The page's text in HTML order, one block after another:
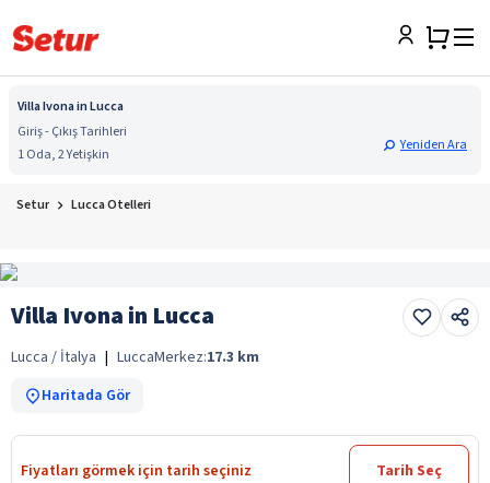
Villa Ivona in Lucca
Giriş - Çıkış Tarihleri
1 Oda, 2 Yetişkin
Yeniden Ara
Setur Lucca Otelleri
Villa Ivona in Lucca
Lucca / İtalya | LuccaMerkez:17.3 km
Haritada Gör
Fiyatları görmek için tarih seçiniz Tarih Seç